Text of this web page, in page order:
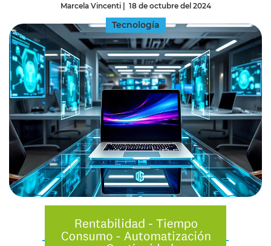
Marcela Vincenti| 18 de octubre del 2024
Tecnología